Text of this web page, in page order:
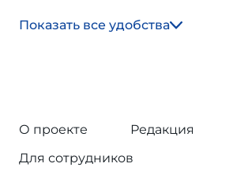
Показать все удобства
О проекте
Редакция
Для сотрудников